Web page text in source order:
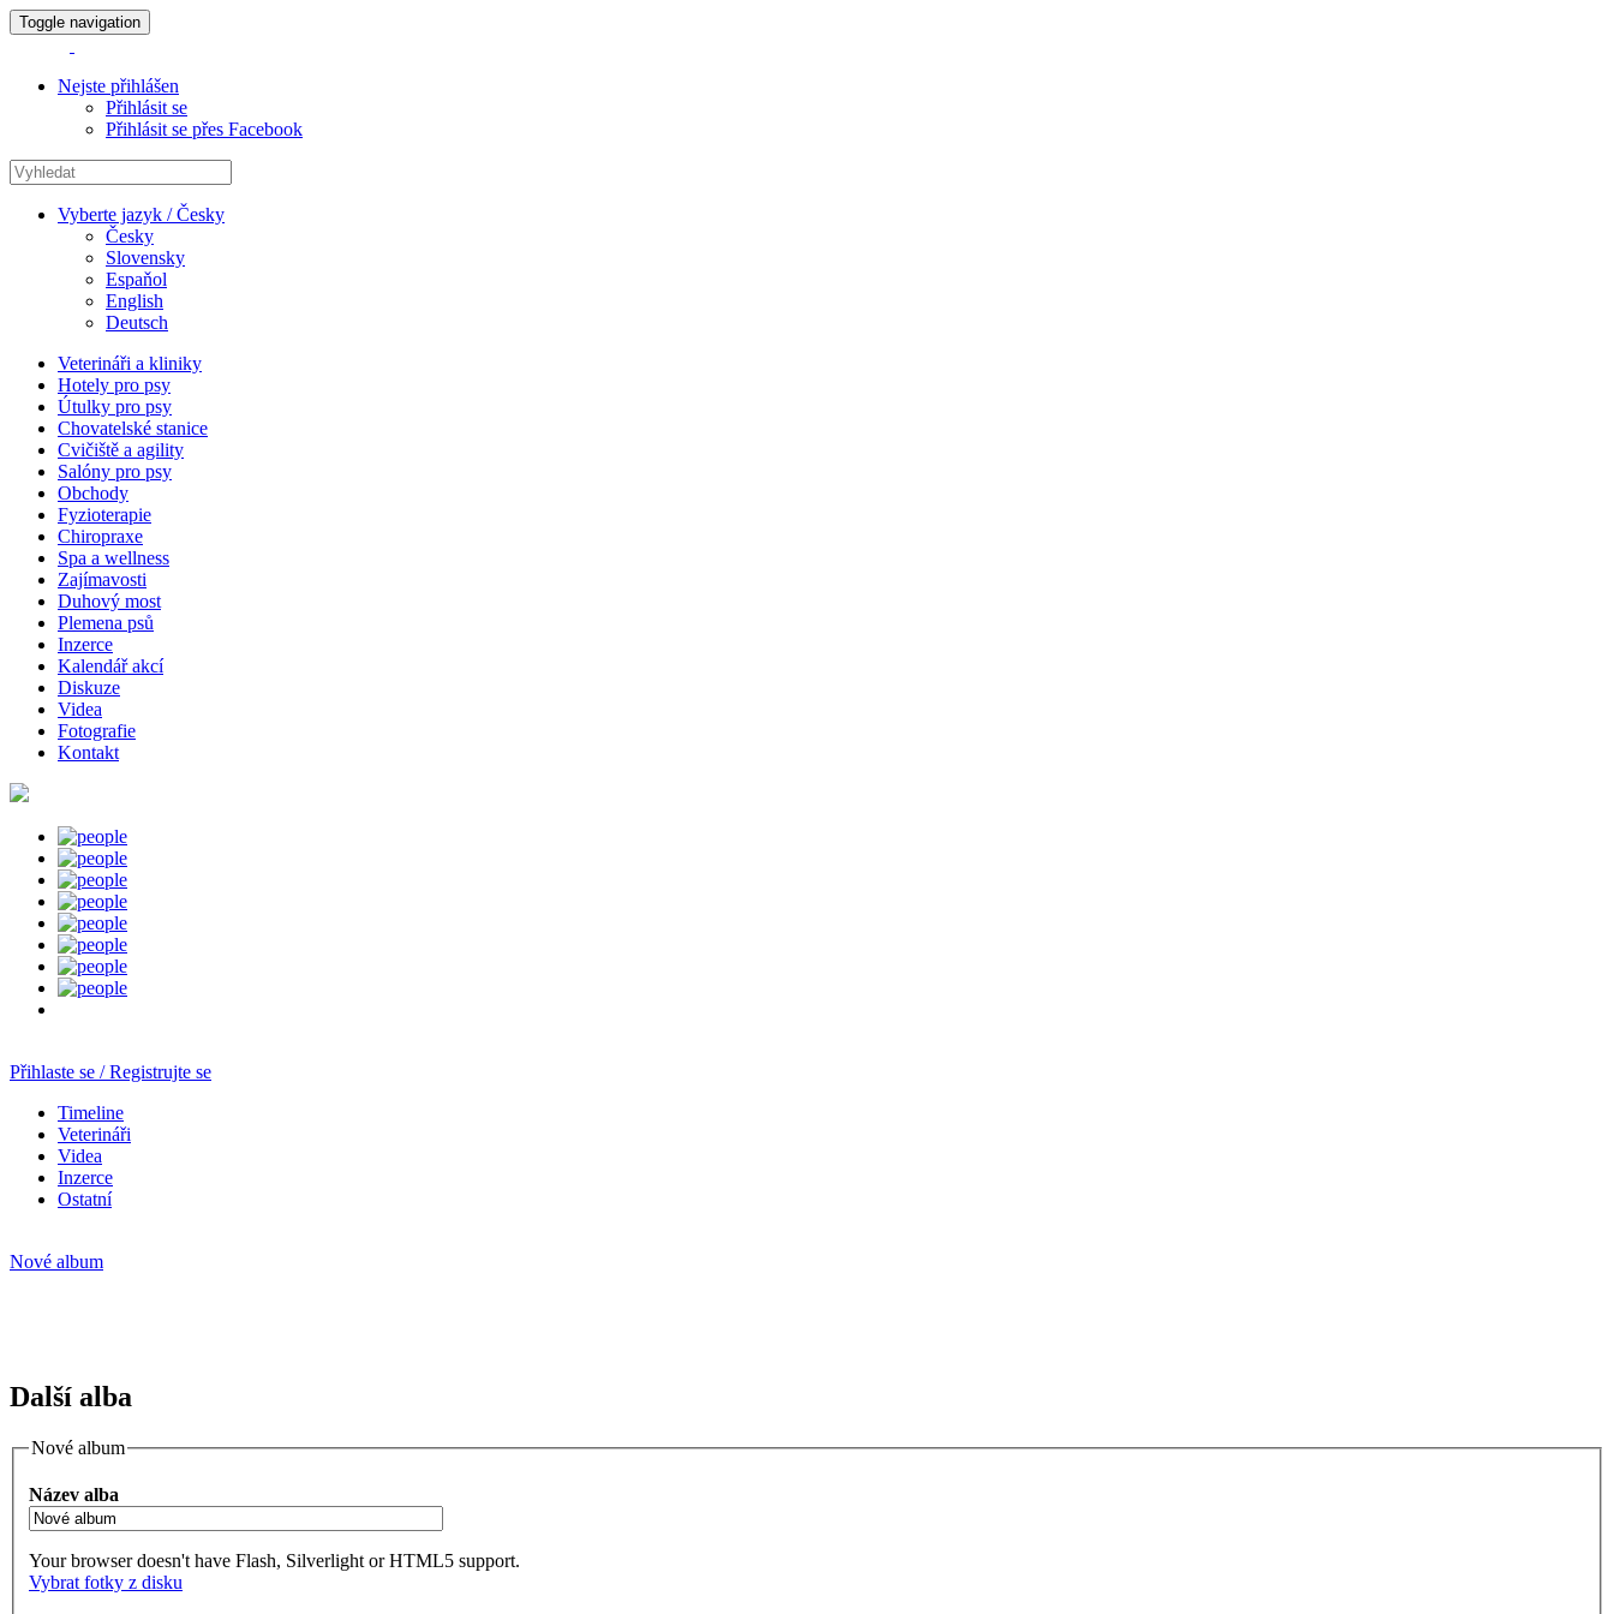
Toggle navigation
Nejste přihlášen
Přihlásit se
Přihlásit se přes Facebook
Vyberte jazyk / Česky
Česky
Slovensky
Espaňol
English
Deutsch
Veterináři a kliniky
Hotely pro psy
Útulky pro psy
Chovatelské stanice
Cvičiště a agility
Salóny pro psy
Obchody
Fyzioterapie
Chiropraxe
Spa a wellness
Zajímavosti
Duhový most
Plemena psů
Inzerce
Kalendář akcí
Diskuze
Videa
Fotografie
Kontakt
Přihlaste se / Registrujte se
Timeline
Veterináři
Videa
Inzerce
Ostatní
Nové album
Další alba
Nové album
Název alba
Your browser doesn't have Flash, Silverlight or HTML5 support.
Vybrat fotky z disku